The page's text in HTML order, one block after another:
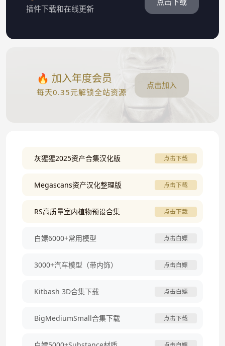
插件下载和在线更新
🔥 加入年度会员
每天0.35元解锁全站资源
点击加入
灰猩猩2025资产合集汉化版 点击下载
Megascans资产汉化整理版 点击下载
RS高质量室内植物预设合集 点击下载
白嫖6000+常用模型 点击白嫖
3000+汽车模型（带内饰） 点击白嫖
Kitbash 3D合集下载 点击白嫖
BigMediumSmall合集下载 点击下载